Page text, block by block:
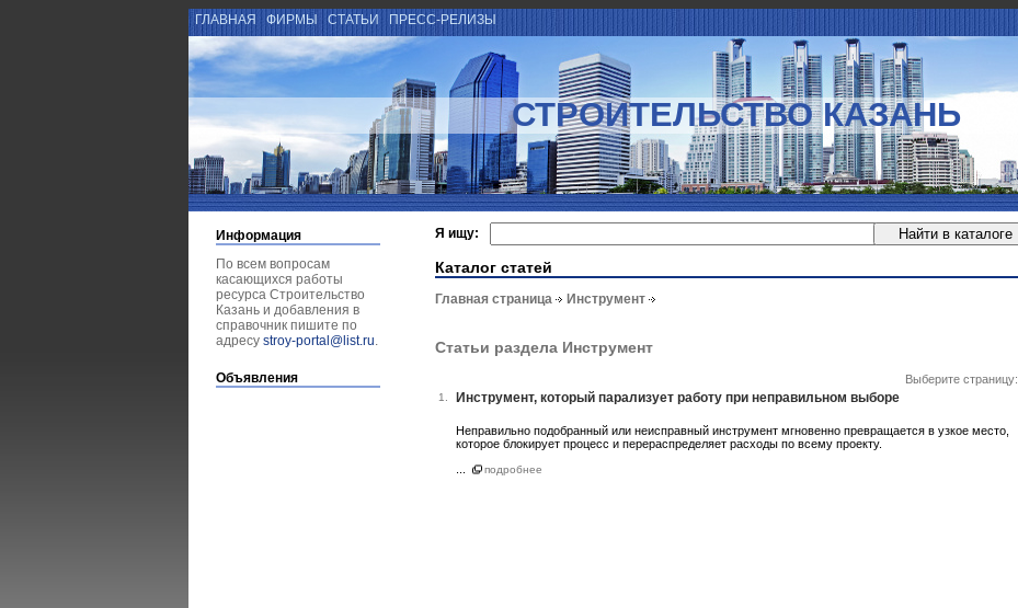
ГЛАВНАЯ ФИРМЫ СТАТЬИ ПРЕСС-РЕЛИЗЫ
СТРОИТЕЛЬСТВО КАЗАНЬ
Информация
По всем вопросам
касающихся работы
ресурса Строительство
Казань и добавления в
справочник пишите по
адресу stroy-portal@list.ru.
Объявления
Я ищу:
Каталог статей
Главная страница Инструмент
Статьи раздела Инструмент
Выберите страницу:
1. Инструмент, который парализует работу при неправильном выборе
Неправильно подобранный или неисправный инструмент мгновенно превращается в узкое место,
которое блокирует процесс и перераспределяет расходы по всему проекту.
подробнее